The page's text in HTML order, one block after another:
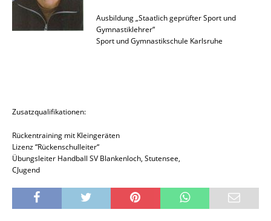
Ausbildung „Staatlich geprüfter Sport­ und
Gymnastiklehrer“
Sport­ und Gymnastikschule Karlsruhe
Zusatzqualifikationen:
Rückentraining mit Kleingeräten
Lizenz “Rückenschulleiter“
Übungsleiter Handball SV Blankenloch, Stutensee,
C­Jugend